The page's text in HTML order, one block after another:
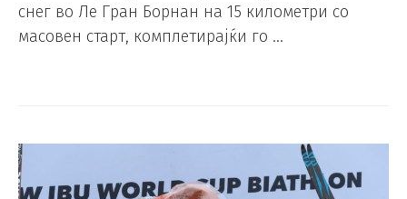
снег во Ле Гран Борнан на 15 километри со
масовен старт, комплетирајќи го …